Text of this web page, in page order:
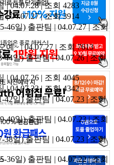
| 04.07.28 | 조회 4283
| 04.07.27 | 조회 3914
46일)출판팀 | 04.07.27 | 조회
예~ | 04.07.27 | 조회 7613
44일)출판팀 | 04.07.26 | 조회
| 04.07.26 | 조회 4045
| 04.07.23 | 조회 4342
42일) 출판팀 | 04.07.23 | 조회
40일)출판팀 | 04.07.23 | 조회
38일)출판팀 | 04.07.23 | 조회
36일) 출판팀 | 04.07.22 | 조회